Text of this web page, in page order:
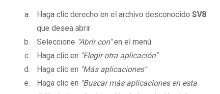
Haga clic derecho en el archivo desconocido SV8
que desea abrir
Seleccione "Abrir con"en el menú
Haga clic en "Elegir otra aplicación"
Haga clic en "Más aplicaciones"
Haga clic en "Buscar más aplicaciones en esta